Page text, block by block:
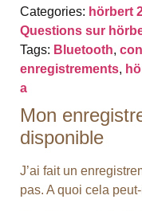
Categories: hörbert
Questions sur
Tags: Bluetooth,
enregistrements,
a
Mon
disponible
J’ai fait un
pas. A quoi cela